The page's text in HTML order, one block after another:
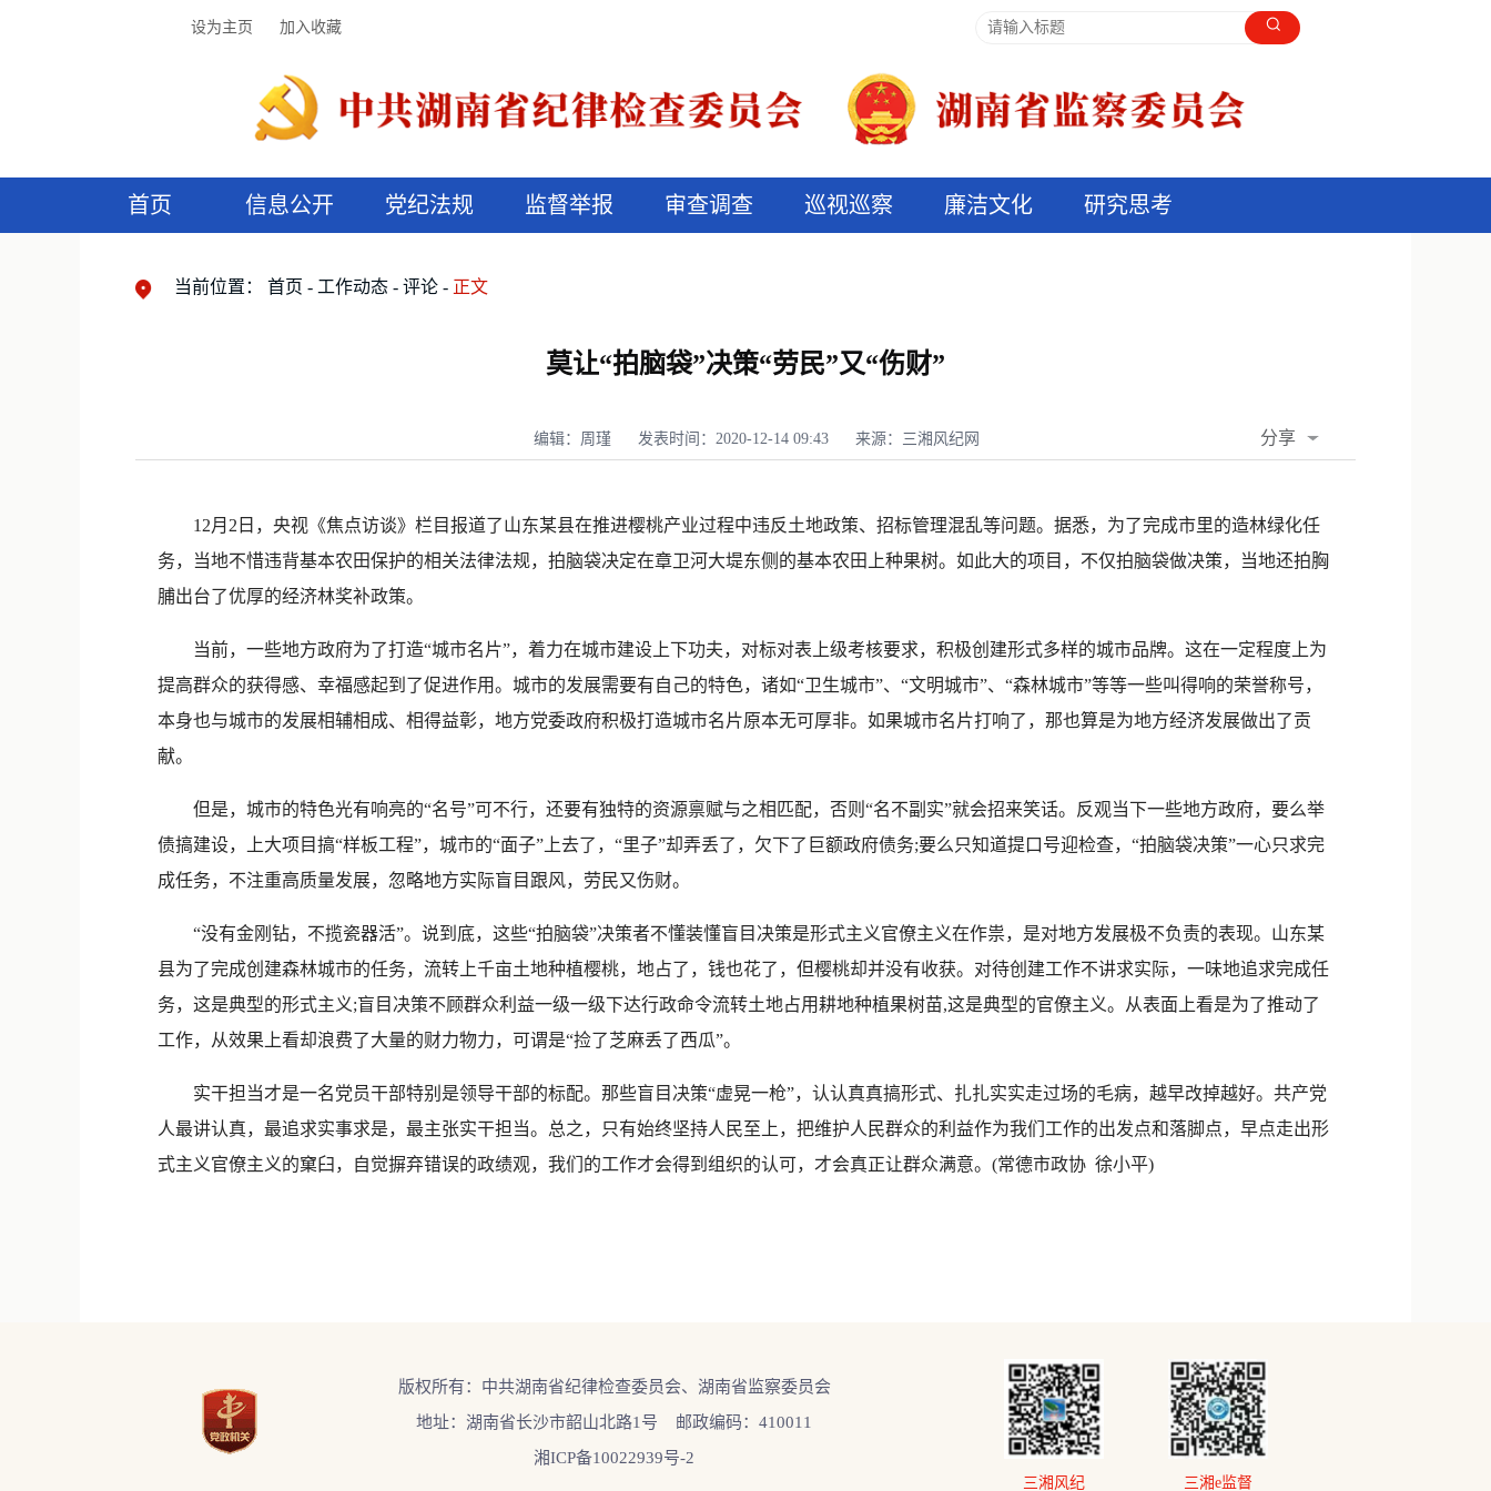
设为主页 加入收藏
首页 信息公开 党纪法规 监督举报 审查调查 巡视巡察 廉洁文化 研究思考
当前位置： 首页 工作动态 评论 正文
莫让“拍脑袋”决策“劳民”又“伤财”
编辑：周瑾 发表时间：2020-12-14 09:43 来源：三湘风纪网 分享
新浪微博
QQ
12月2日，央视《焦点访谈》栏目报道了山东某县在推进樱桃产业过程中违反土地政策、招标管理混乱等问题。据悉，为了完成市里的造林绿化任
务，当地不惜违背基本农田保护的相关法律法规，拍脑袋决定在章卫河大堤东侧的基本农田上种果树。如此大的项目，不仅拍脑袋做决策，当地还拍胸
脯出台了优厚的经济林奖补政策。
当前，一些地方政府为了打造“城市名片”，着力在城市建设上下功夫，对标对表上级考核要求，积极创建形式多样的城市品牌。这在一定程度上为
提高群众的获得感、幸福感起到了促进作用。城市的发展需要有自己的特色，诸如“卫生城市”、“文明城市”、“森林城市”等等一些叫得响的荣誉称号，
本身也与城市的发展相辅相成、相得益彰，地方党委政府积极打造城市名片原本无可厚非。如果城市名片打响了，那也算是为地方经济发展做出了贡
献。
但是，城市的特色光有响亮的“名号”可不行，还要有独特的资源禀赋与之相匹配，否则“名不副实”就会招来笑话。反观当下一些地方政府，要么举
债搞建设，上大项目搞“样板工程”，城市的“面子”上去了，“里子”却弄丢了，欠下了巨额政府债务;要么只知道提口号迎检查，“拍脑袋决策”一心只求完
成任务，不注重高质量发展，忽略地方实际盲目跟风，劳民又伤财。
“没有金刚钻，不揽瓷器活”。说到底，这些“拍脑袋”决策者不懂装懂盲目决策是形式主义官僚主义在作祟，是对地方发展极不负责的表现。山东某
县为了完成创建森林城市的任务，流转上千亩土地种植樱桃，地占了，钱也花了，但樱桃却并没有收获。对待创建工作不讲求实际，一味地追求完成任
务，这是典型的形式主义;盲目决策不顾群众利益一级一级下达行政命令流转土地占用耕地种植果树苗,这是典型的官僚主义。从表面上看是为了推动了
工作，从效果上看却浪费了大量的财力物力，可谓是“捡了芝麻丢了西瓜”。
实干担当才是一名党员干部特别是领导干部的标配。那些盲目决策“虚晃一枪”，认认真真搞形式、扎扎实实走过场的毛病，越早改掉越好。共产党
人最讲认真，最追求实事求是，最主张实干担当。总之，只有始终坚持人民至上，把维护人民群众的利益作为我们工作的出发点和落脚点，早点走出形
式主义官僚主义的窠臼，自觉摒弃错误的政绩观，我们的工作才会得到组织的认可，才会真正让群众满意。(常德市政协 徐小平)
版权所有：中共湖南省纪律检查委员会、湖南省监察委员会
地址：湖南省长沙市韶山北路1号 邮政编码：410011
湘ICP备10022939号-2
三湘风纪 三湘e监督